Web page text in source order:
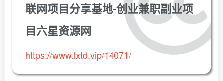
联网项目分享基地-创业兼职副业项
目六星资源网
https://www.lxtd.vip/14071/